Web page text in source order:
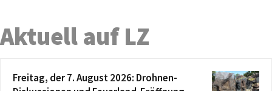
Aktuell auf LZ
Freitag, der 7. August 2026: Drohnen-